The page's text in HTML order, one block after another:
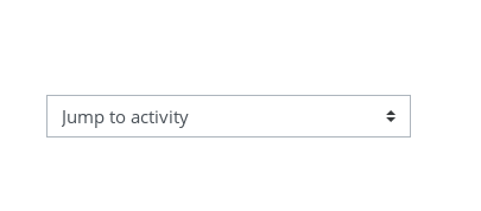
Jump to activity